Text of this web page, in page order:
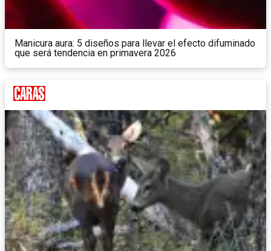
Manicura aura: 5 diseños para llevar el efecto difuminado
que será tendencia en primavera 2026